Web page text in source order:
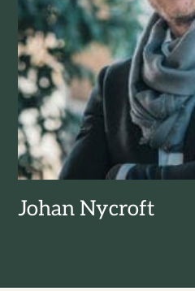
Johan Nycroft